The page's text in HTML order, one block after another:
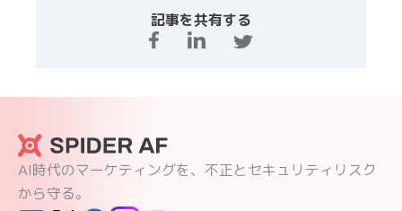
記事を共有する
AI時代のマーケティングを、不正とセキュリティリスク
から守る。